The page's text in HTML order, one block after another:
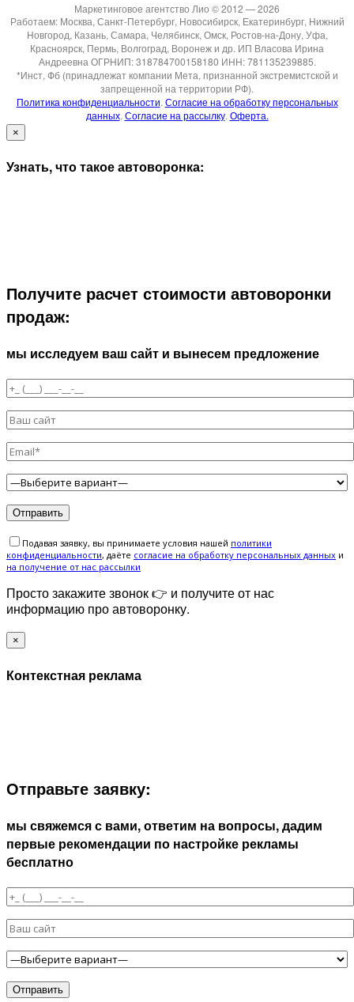
Маркетинговое агентство Лио © 2012 — 2026
Работаем: Москва, Санкт-Петербург, Новосибирск, Екатеринбург, Нижний
Новгород, Казань, Самара, Челябинск, Омск, Ростов-на-Дону, Уфа,
Красноярск, Пермь, Волгоград, Воронеж и др. ИП Власова Ирина
Андреевна ОГРНИП: 318784700158180 ИНН: 781135239885.
*Инст, Фб (принадлежат компании Мета, признанной экстремистской и
запрещенной на территории РФ).
Политика конфиденциальности. Согласие на обработку персональных
данных. Согласие на рассылку. Оферта.
×
Узнать, что такое автоворонка:
Получите расчет стоимости автоворонки
продаж:
мы исследуем ваш сайт и вынесем предложение
Подавая заявку, вы принимаете условия нашей политики
конфиденциальности, даёте cогласие на обработку персональных данных и
на получение от нас рассылки
Просто закажите звонок 👉 и получите от нас
информацию про автоворонку.
×
Контекстная реклама
Отправьте заявку:
мы свяжемся с вами, ответим на вопросы, дадим
первые рекомендации по настройке рекламы
бесплатно